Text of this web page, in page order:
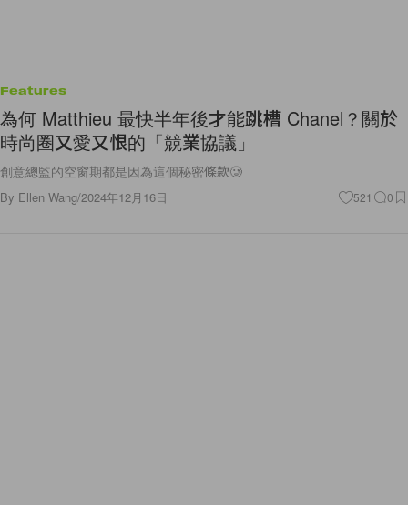
Features
為何 Matthieu 最快半年後才能跳槽 Chanel？關於
時尚圈又愛又恨的「競業協議」
創意總監的空窗期都是因為這個秘密條款🥲
By Ellen Wang/2024年12月16日 521 0